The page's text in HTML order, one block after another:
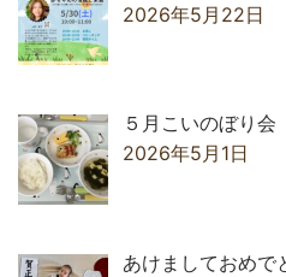
2026年5月22日
５月こいのぼり会
2026年5月1日
あけましておめで